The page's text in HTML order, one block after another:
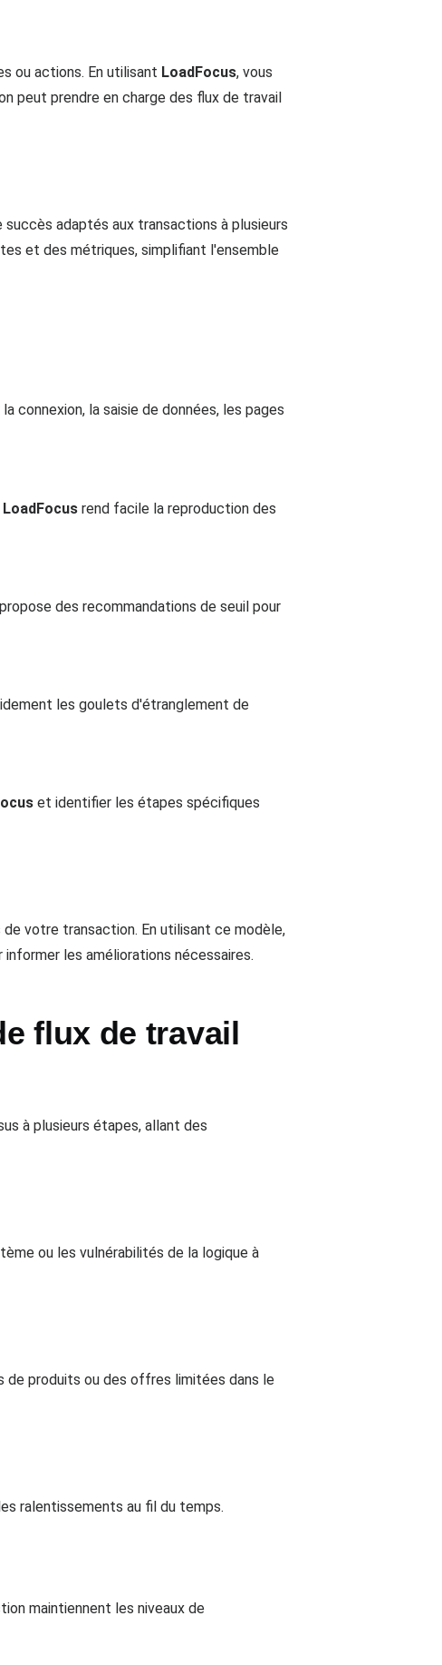
ou actions. En utilisant LoadFocus, vous
peut prendre en charge des flux de travail
adaptés aux transactions à plusieurs
et des métriques, simplifiant l'ensemble
connexion, la saisie de données, les pages
LoadFocus rend facile la reproduction des
des recommandations de seuil pour
les goulets d'étranglement de
et identifier les étapes spécifiques
votre transaction. En utilisant ce modèle,
les améliorations nécessaires.
flux de travail
à plusieurs étapes, allant des
ou les vulnérabilités de la logique à
de produits ou des offres limitées dans le
ralentissements au fil du temps.
maintiennent les niveaux de